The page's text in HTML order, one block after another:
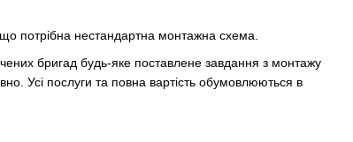
потрібна нестандартна монтажна схема.
бригад будь-яке поставлене завдання з монтажу
Усі послуги та повна вартість обумовлюються в